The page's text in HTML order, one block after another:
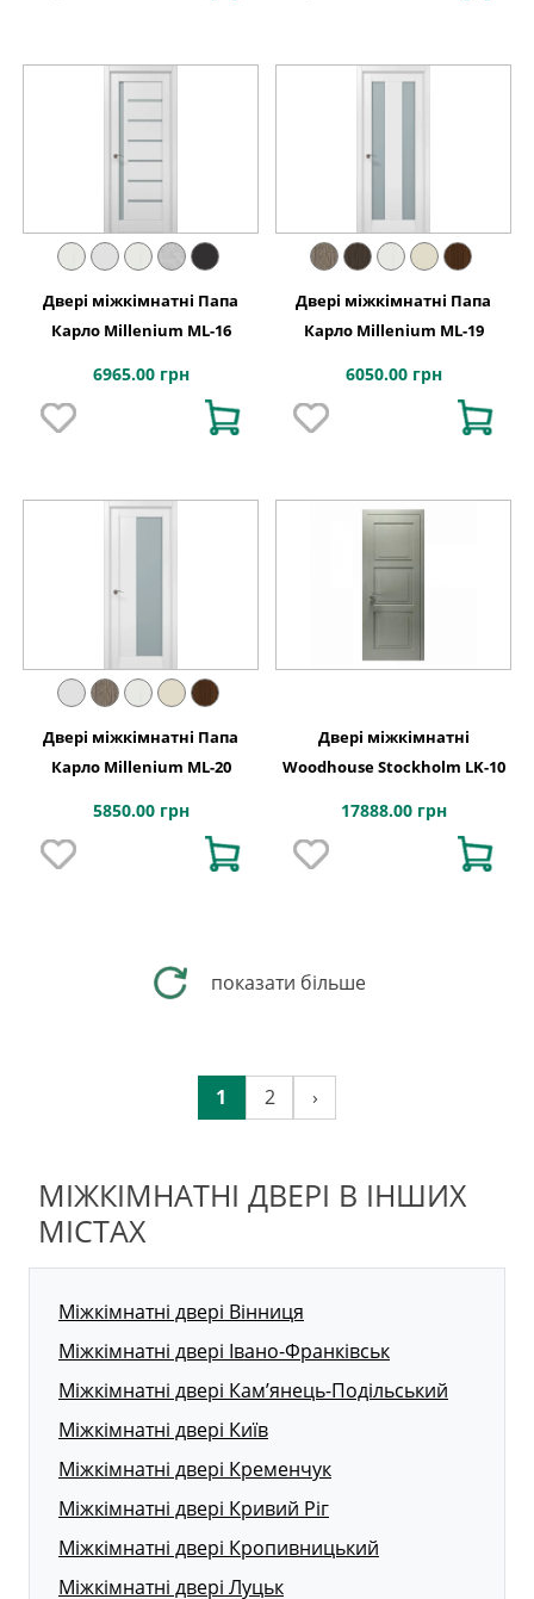
Двері міжкімнатні Папа
Карло Millenium ML-16
6965.00 грн
Двері міжкімнатні Папа
Карло Millenium ML-19
6050.00 грн
Двері міжкімнатні Папа
Карло Millenium ML-20
5850.00 грн
Двері міжкімнатні
Woodhouse Stockholm LK-10
17888.00 грн
показати більше
1 2 ›
МІЖКІМНАТНІ ДВЕРІ В ІНШИХ
МІСТАХ
Міжкімнатні двері Вінниця
Міжкімнатні двері Івано-Франківськ
Міжкімнатні двері Кам’янець-Подільський
Міжкімнатні двері Київ
Міжкімнатні двері Кременчук
Міжкімнатні двері Кривий Ріг
Міжкімнатні двері Кропивницький
Міжкімнатні двері Луцьк